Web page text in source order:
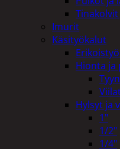
Imurit
Käsityökalut
Hionta ja
Hylsyt ja
1"
1/2"
1/4"